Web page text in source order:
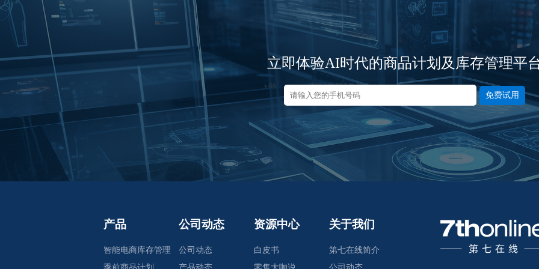
立即体验AI时代的商品计划及库存管理平
免费试用
产品
智能电商库存管理
公司动态
公司动态
资源中心
白皮书
关于我们
第七在线简介